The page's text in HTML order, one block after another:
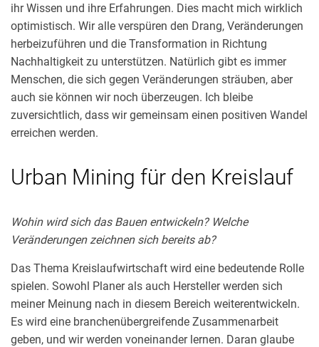
ihr Wissen und ihre Erfahrungen. Dies macht mich wirklich
optimistisch. Wir alle verspüren den Drang, Veränderungen
herbeizuführen und die Transformation in Richtung
Nachhaltigkeit zu unterstützen. Natürlich gibt es immer
Menschen, die sich gegen Veränderungen sträuben, aber
auch sie können wir noch überzeugen. Ich bleibe
zuversichtlich, dass wir gemeinsam einen positiven Wandel
erreichen werden.
Urban Mining für den Kreislauf
Wohin wird sich das Bauen entwickeln? Welche
Veränderungen zeichnen sich bereits ab?
Das Thema Kreislaufwirtschaft wird eine bedeutende Rolle
spielen. Sowohl Planer als auch Hersteller werden sich
meiner Meinung nach in diesem Bereich weiterentwickeln.
Es wird eine branchenübergreifende Zusammenarbeit
geben, und wir werden voneinander lernen. Daran glaube